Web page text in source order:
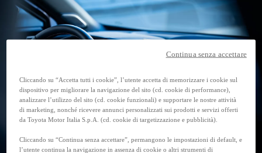
Cliccando su “Accetta tutti i cookie”, l’utente accetta di memorizzare i cookie sul
dispositivo per migliorare la navigazione del sito (cd. cookie di performance),
analizzare l’utilizzo del sito (cd. cookie funzionali) e supportare le nostre attività
di marketing, nonché ricevere annunci personalizzati sui prodotti e servizi offerti
da Toyota Motor Italia S.p.A. (cd. cookie di targetizzazione e pubblicità).
Cliccando su “Continua senza accettare”, permangono le impostazioni di default, e
l’utente continua la navigazione in assenza di cookie o altri strumenti di
Continua senza accettare